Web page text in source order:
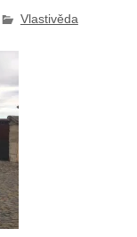
Vlastivěda